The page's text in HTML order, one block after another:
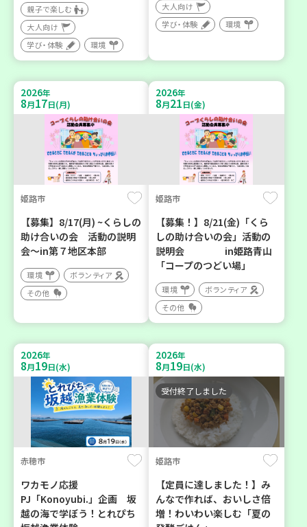
親子で楽しむ
大人向け
学び・体験
環境
大人向け
学び・体験
環境
2026年
8月17日(月)
姫路市
【募集】8/17(月) ~くらしの
助け合いの会 活動の説明
会～in第７地区本部
環境
ボランティア
その他
2026年
8月21日(金)
姫路市
【募集！】8/21(金)「くら
しの助け合いの会」活動の
説明会 in姫路青山
「コープのつどい場」
環境
ボランティア
その他
2026年
8月19日(水)
赤穂市
ワカモノ応援
PJ「Konoyubi.」企画 坂
越の海で学ぼう！とれぴち
2026年
8月19日(水)
受付終了しました
姫路市
【定員に達しました！】み
んなで作れば、おいしさ倍
増！わいわい楽しむ「夏の